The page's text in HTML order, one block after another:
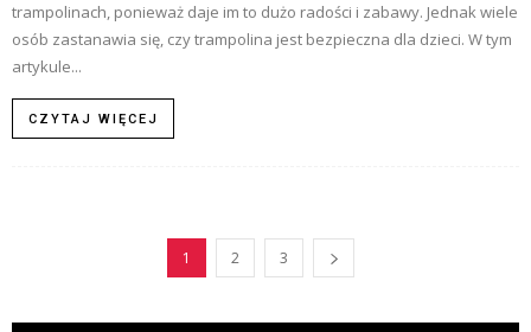
trampolinach, ponieważ daje im to dużo radości i zabawy. Jednak wiele
osób zastanawia się, czy trampolina jest bezpieczna dla dzieci. W tym
artykule...
CZYTAJ WIĘCEJ
1 2 3